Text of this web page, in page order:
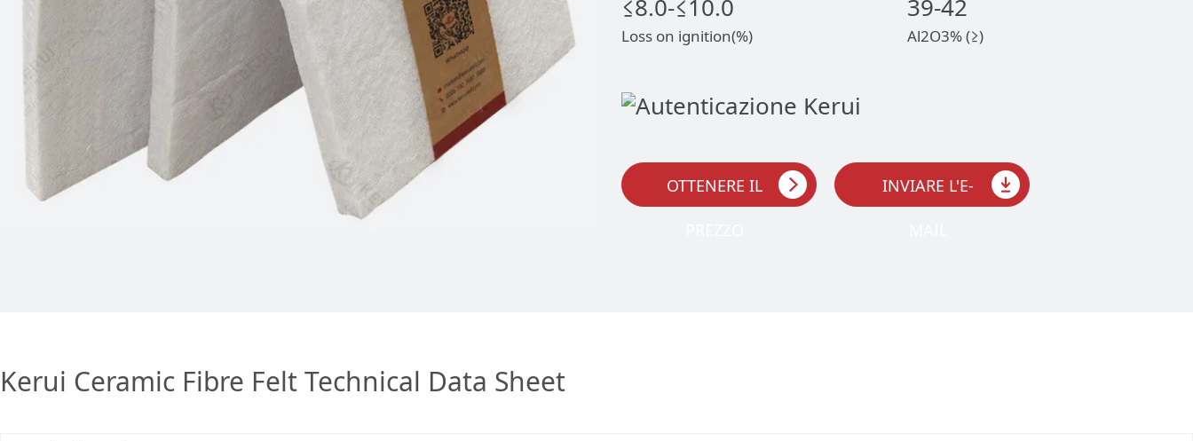
≤8.0-≤10.0
Loss on ignition(%)
39-42
Al2O3% (≥)
OTTENERE IL INVIARE L'E-
Kerui Ceramic Fibre Felt Technical Data Sheet